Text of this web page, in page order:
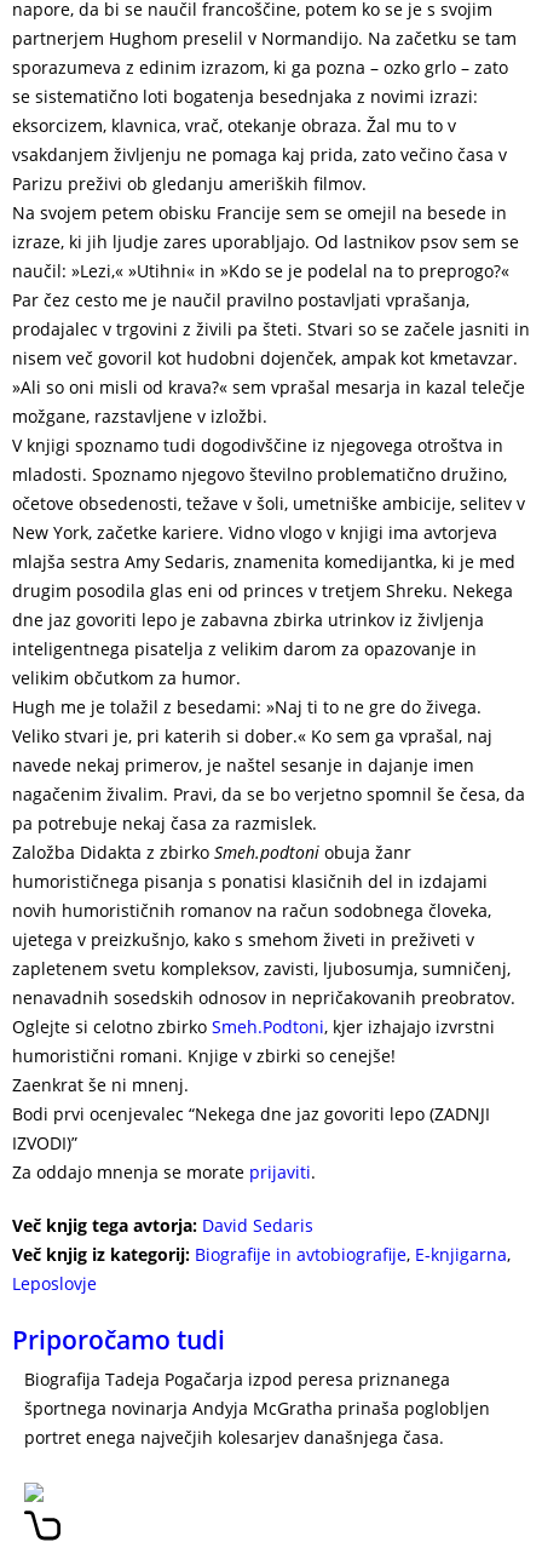
napore, da bi se naučil francoščine, potem ko se je s svojim
partnerjem Hughom preselil v Normandijo. Na začetku se tam
sporazumeva z edinim izrazom, ki ga pozna – ozko grlo – zato
se sistematično loti bogatenja besednjaka z novimi izrazi:
eksorcizem, klavnica, vrač, otekanje obraza. Žal mu to v
vsakdanjem življenju ne pomaga kaj prida, zato večino časa v
Parizu preživi ob gledanju ameriških filmov.
Na svojem petem obisku Francije sem se omejil na besede in
izraze, ki jih ljudje zares uporabljajo. Od lastnikov psov sem se
naučil: »Lezi,« »Utihni« in »Kdo se je podelal na to preprogo?«
Par čez cesto me je naučil pravilno postavljati vprašanja,
prodajalec v trgovini z živili pa šteti. Stvari so se začele jasniti in
nisem več govoril kot hudobni dojenček, ampak kot kmetavzar.
»Ali so oni misli od krava?« sem vprašal mesarja in kazal telečje
možgane, razstavljene v izložbi.
V knjigi spoznamo tudi dogodivščine iz njegovega otroštva in
mladosti. Spoznamo njegovo številno problematično družino,
očetove obsedenosti, težave v šoli, umetniške ambicije, selitev v
New York, začetke kariere. Vidno vlogo v knjigi ima avtorjeva
mlajša sestra Amy Sedaris, znamenita komedijantka, ki je med
drugim posodila glas eni od princes v tretjem Shreku. Nekega
dne jaz govoriti lepo je zabavna zbirka utrinkov iz življenja
inteligentnega pisatelja z velikim darom za opazovanje in
velikim občutkom za humor.
Hugh me je tolažil z besedami: »Naj ti to ne gre do živega.
Veliko stvari je, pri katerih si dober.« Ko sem ga vprašal, naj
navede nekaj primerov, je naštel sesanje in dajanje imen
nagačenim živalim. Pravi, da se bo verjetno spomnil še česa, da
pa potrebuje nekaj časa za razmislek.
Založba Didakta z zbirko Smeh.podtoni obuja žanr
humorističnega pisanja s ponatisi klasičnih del in izdajami
novih humorističnih romanov na račun sodobnega človeka,
ujetega v preizkušnjo, kako s smehom živeti in preživeti v
zapletenem svetu kompleksov, zavisti, ljubosumja, sumničenj,
nenavadnih sosedskih odnosov in nepričakovanih preobratov.
Oglejte si celotno zbirko Smeh.Podtoni, kjer izhajajo izvrstni
humoristični romani. Knjige v zbirki so cenejše!
Zaenkrat še ni mnenj.
Bodi prvi ocenjevalec “Nekega dne jaz govoriti lepo (ZADNJI
IZVODI)”
Za oddajo mnenja se morate prijaviti.
Več knjig tega avtorja: David Sedaris
Več knjig iz kategorij: Biografije in avtobiografije, E-knjigarna,
Leposlovje
Priporočamo tudi
Biografija Tadeja Pogačarja izpod peresa priznanega
športnega novinarja Andyja McGratha prinaša poglobljen
portret enega največjih kolesarjev današnjega časa.